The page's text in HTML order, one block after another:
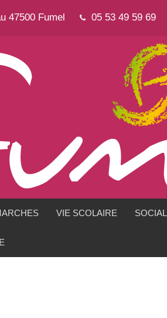
47500 Fumel 05 53 49 59 69
VIE SCOLAIRE SOCIAL